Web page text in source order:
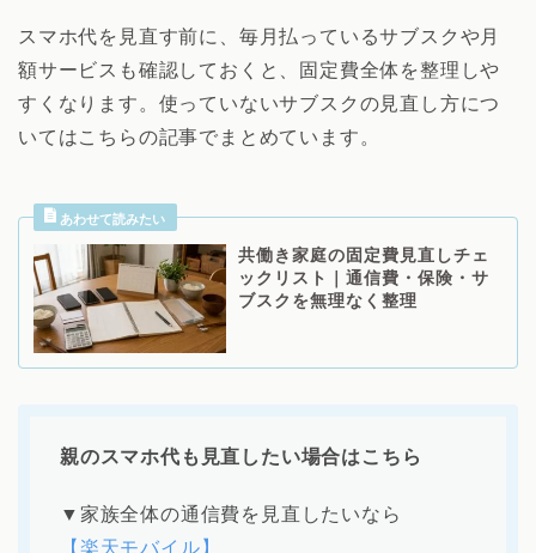
スマホ代を見直す前に、毎月払っているサブスクや月
額サービスも確認しておくと、固定費全体を整理しや
すくなります。使っていないサブスクの見直し方につ
いてはこちらの記事でまとめています。
共働き家庭の固定費見直しチェ
ックリスト｜通信費・保険・サ
ブスクを無理なく整理
親のスマホ代も見直したい場合はこちら
▼家族全体の通信費を見直したいなら
【楽天モバイル】